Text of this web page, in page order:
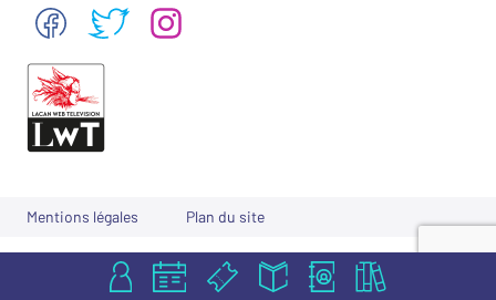
Mentions légales Plan du site